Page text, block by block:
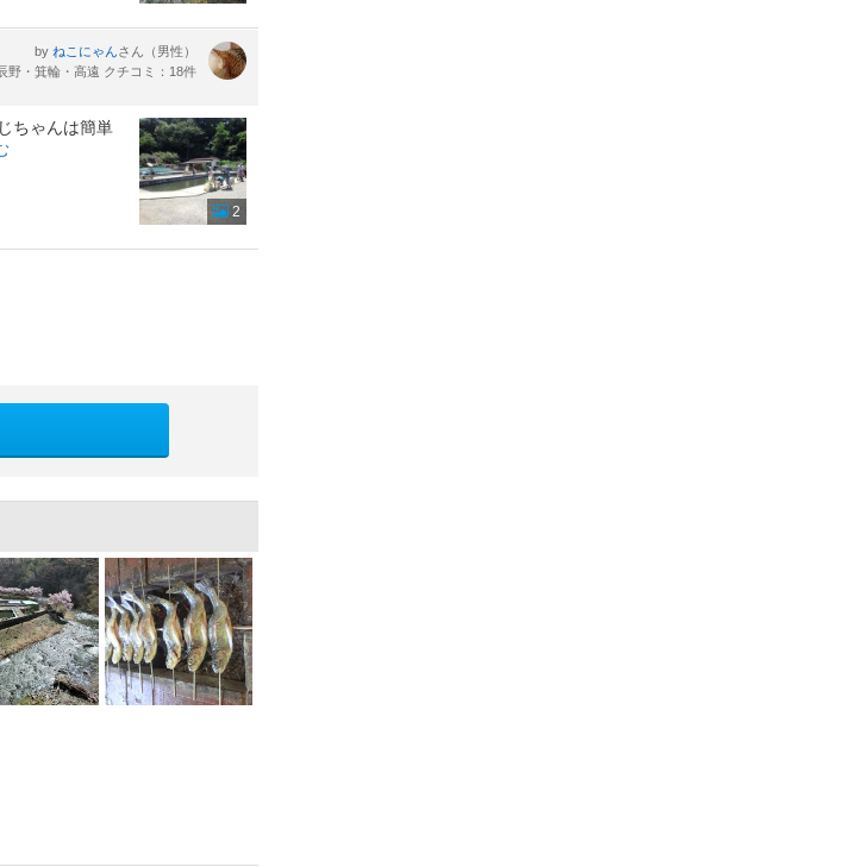
by ねこにゃんさん（男性）
野・箕輪・高遠 クチコミ：18件
ちゃんは簡単
2